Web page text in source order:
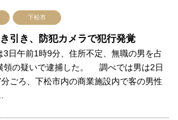
下松市
引き、防犯カメラで犯行発覚
日午前1時9分、住所不定、無職の男を占
領の疑いで逮捕した。 調べでは男は2日
ごろ、下松市内の商業施設内で客の男性